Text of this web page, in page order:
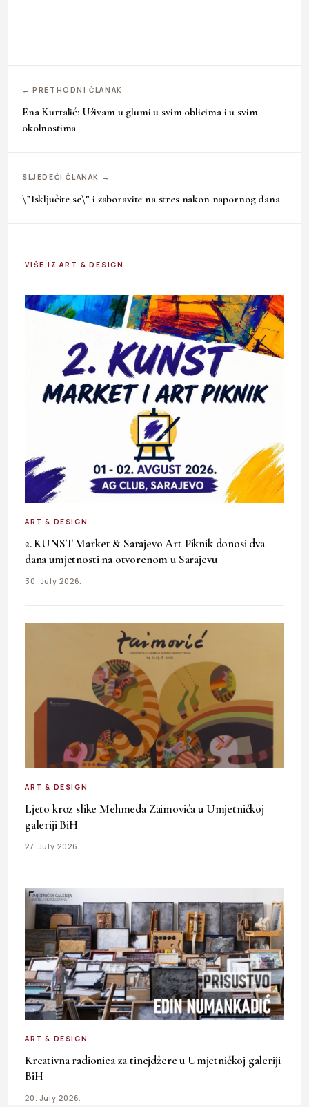
← PRETHODNI ČLANAK
Ena Kurtalić: Uživam u glumi u svim oblicima i u svim
okolnostima
SLJEDEĆI ČLANAK →
\”Isključite se\” i zaboravite na stres nakon napornog dana
VIŠE IZ ART & DESIGN
ART & DESIGN
2. KUNST Market & Sarajevo Art Piknik donosi dva
dana umjetnosti na otvorenom u Sarajevu
30. July 2026.
ART & DESIGN
Ljeto kroz slike Mehmeda Zaimovića u Umjetničkoj
galeriji BiH
27. July 2026.
ART & DESIGN
Kreativna radionica za tinejdžere u Umjetničkoj galeriji
BiH
20. July 2026.